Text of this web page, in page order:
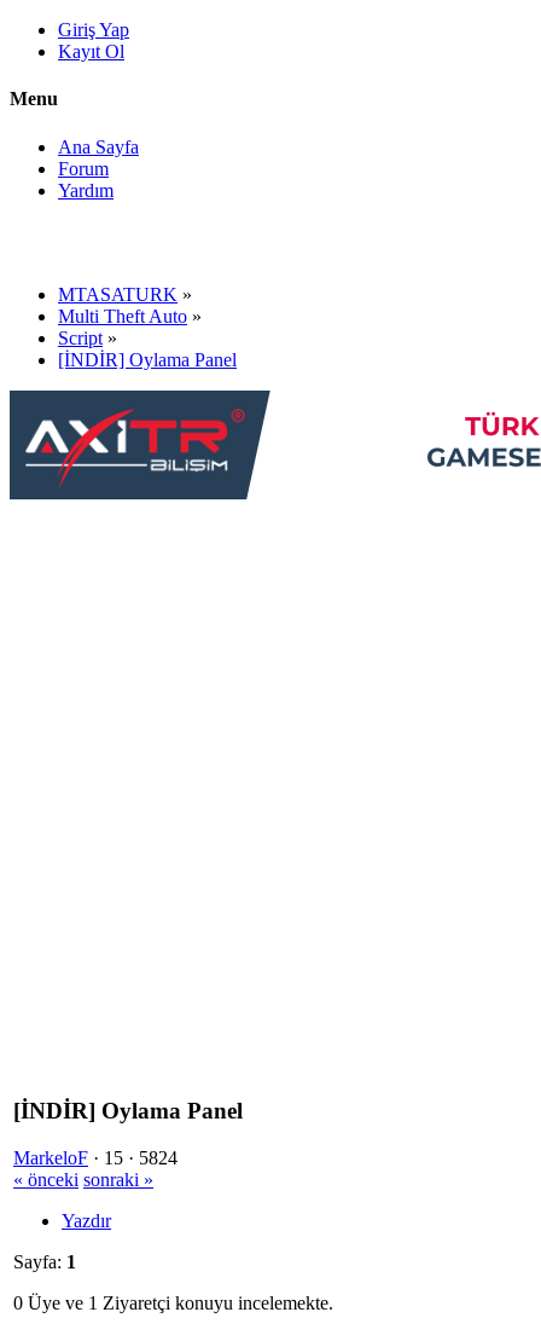
Giriş Yap
Kayıt Ol
Menu
Ana Sayfa
Forum
Yardım
MTASATURK »
Multi Theft Auto »
Script »
[İNDİR] Oylama Panel
[İNDİR] Oylama Panel
MarkeloF · 15 · 5824
« önceki sonraki »
Yazdır
Sayfa: 1
0 Üye ve 1 Ziyaretçi konuyu incelemekte.